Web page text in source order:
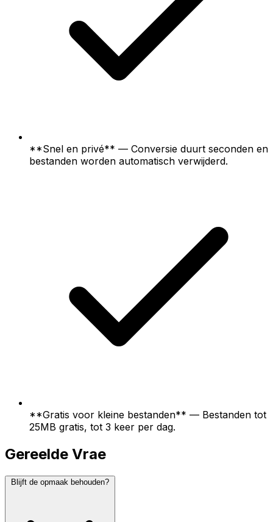
**Snel en privé** — Conversie duurt seconden en
bestanden worden automatisch verwijderd.
**Gratis voor kleine bestanden** — Bestanden tot
25MB gratis, tot 3 keer per dag.
Gereelde Vrae
Blijft de opmaak behouden?